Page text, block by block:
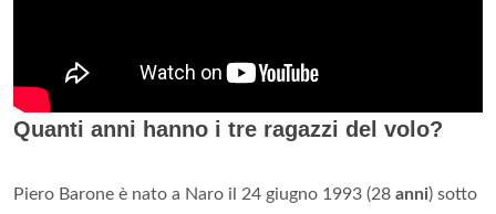
Quanti anni hanno i tre ragazzi del volo?
Piero Barone è nato a Naro il 24 giugno 1993 (28 anni) sotto